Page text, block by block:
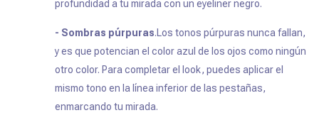
profundidad a tu mirada con un eyeliner negro.
- Sombras púrpuras.Los tonos púrpuras nunca fallan,
y es que potencian el color azul de los ojos como ningún
otro color. Para completar el look, puedes aplicar el
mismo tono en la línea inferior de las pestañas,
enmarcando tu mirada.